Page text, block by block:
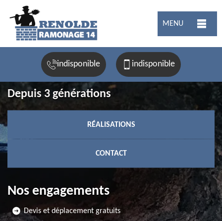
MENU
indisponible indisponible
Depuis 3 générations
RÉALISATIONS
CONTACT
Nos engagements
Devis et déplacement gratuits